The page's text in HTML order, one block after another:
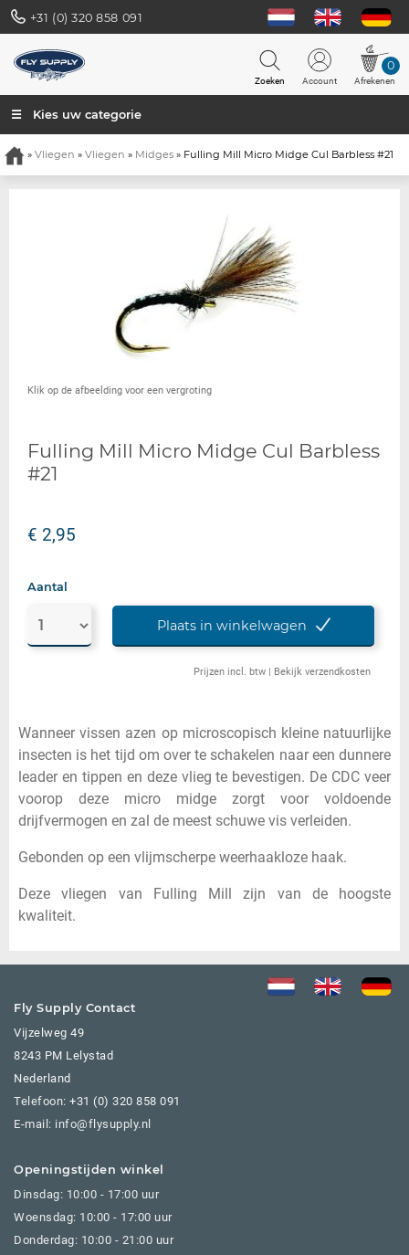
+31 (0) 320 858 091
Zoeken Account Afrekenen
0
☰ Kies uw categorie
» Vliegen » Vliegen » Midges » Fulling Mill Micro Midge Cul Barbless #21
Klik op de afbeelding voor een vergroting
Fulling Mill Micro Midge Cul Barbless
#21
€ 2,95
Aantal
Plaats in winkelwagen
Prijzen incl. btw | Bekijk verzendkosten
Wanneer vissen azen op microscopisch kleine natuurlijke
insecten is het tijd om over te schakelen naar een dunnere
leader en tippen en deze vlieg te bevestigen. De CDC veer
voorop deze micro midge zorgt voor voldoende
drijfvermogen en zal de meest schuwe vis verleiden.
Gebonden op een vlijmscherpe weerhaakloze haak.
Deze vliegen van Fulling Mill zijn van de hoogste
kwaliteit.
Fly Supply Contact
Vijzelweg 49
8243 PM Lelystad
Nederland
Telefoon: +31 (0) 320 858 091
E-mail: info@flysupply.nl
Openingstijden winkel
Dinsdag: 10:00 - 17:00 uur
Woensdag: 10:00 - 17:00 uur
Donderdag: 10:00 - 21:00 uur